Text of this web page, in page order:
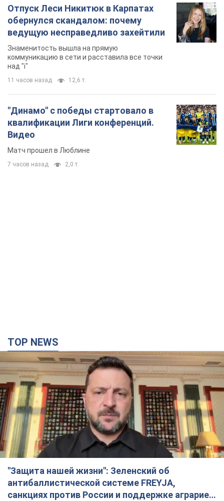
Отпуск Леси Никитюк в Карпатах
обернулся скандалом: почему
ведущую несправедливо захейтили
Знаменитость вышла на прямую
коммуникацию в сети и расставила все точки
над "i"
11 часов назад 12,6 т.
"Динамо" с победы стартовало в
квалификации Лиги конференций.
Видео
Матч прошел в Люблине
7 часов назад 2,0 т.
TOP NEWS
"Защита нашей жизни": Зеленский об
антибаллистической системе FREYJA,
санкциях против России и поддержке аграриев.